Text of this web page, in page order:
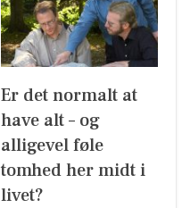
Er det normalt at
have alt – og
alligevel føle
tomhed her midt i
livet?